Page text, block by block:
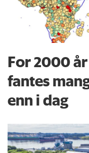
For 2000
fantes
enn i dag